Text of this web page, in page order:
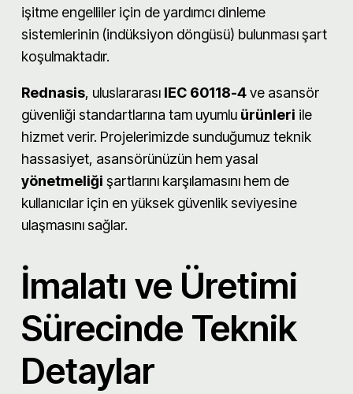
işitme engelliler için de yardımcı dinleme
sistemlerinin (indüksiyon döngüsü) bulunması şart
koşulmaktadır.
Rednasis, uluslararası IEC 60118-4ve asansör
güvenliği standartlarına tam uyumlu ürünleri ile
hizmet verir. Projelerimizde sunduğumuz teknik
hassasiyet, asansörünüzün hem yasal
yönetmeliği şartlarını karşılamasını hem de
kullanıcılar için en yüksek güvenlik seviyesine
ulaşmasını sağlar.
İmalatı ve Üretimi
Sürecinde Teknik
Detaylar